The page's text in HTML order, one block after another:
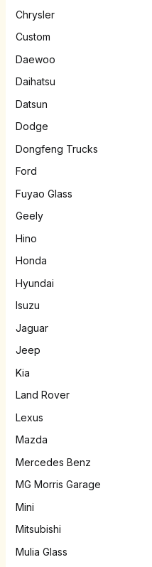
Chrysler
Custom
Daewoo
Daihatsu
Datsun
Dodge
Dongfeng Trucks
Ford
Fuyao Glass
Geely
Hino
Honda
Hyundai
Isuzu
Jaguar
Jeep
Kia
Land Rover
Lexus
Mazda
Mercedes Benz
MG Morris Garage
Mini
Mitsubishi
Mulia Glass